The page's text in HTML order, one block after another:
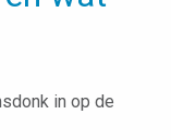
in op de